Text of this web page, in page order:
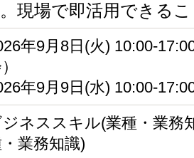
現場で即活用できる
年9月8日(火) 10:00-
年9月9日(水) 10:00-
ジネススキル(業種・業務
業務知識)